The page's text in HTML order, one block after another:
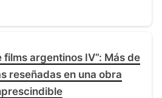
films argentinos IV”: Más de
reseñadas en una obra